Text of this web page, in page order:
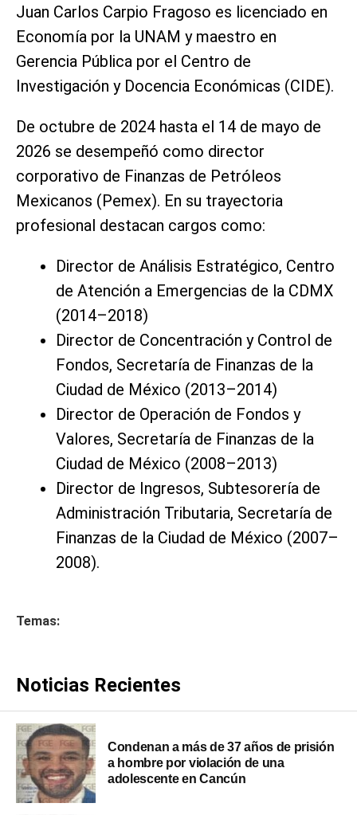
Juan Carlos Carpio Fragoso es licenciado en
Economía por la UNAM y maestro en
Gerencia Pública por el Centro de
Investigación y Docencia Económicas (CIDE).
De octubre de 2024 hasta el 14 de mayo de
2026 se desempeñó como director
corporativo de Finanzas de Petróleos
Mexicanos (Pemex). En su trayectoria
profesional destacan cargos como:
Director de Análisis Estratégico, Centro
de Atención a Emergencias de la CDMX
(2014–2018)
Director de Concentración y Control de
Fondos, Secretaría de Finanzas de la
Ciudad de México (2013–2014)
Director de Operación de Fondos y
Valores, Secretaría de Finanzas de la
Ciudad de México (2008–2013)
Director de Ingresos, Subtesorería de
Administración Tributaria, Secretaría de
Finanzas de la Ciudad de México (2007–
2008).
Temas:
Noticias Recientes
Condenan a más de 37 años de prisión
a hombre por violación de una
adolescente en Cancún